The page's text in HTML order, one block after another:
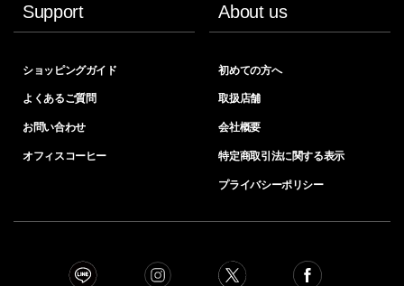
Support
ショッピングガイド
よくあるご質問
お問い合わせ
オフィスコーヒー
About us
初めての方へ
取扱店舗
会社概要
特定商取引法に関する表示
プライバシーポリシー